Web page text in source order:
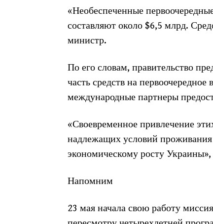
«Необеспеченные
составляют около $6,5 млрд.
министр.
По его словам, правительство
часть средств на
международные партнеры
«Своевременное привлечение
надлежащих условий
экономическому росту
Напомним
23 мая начала свою работу